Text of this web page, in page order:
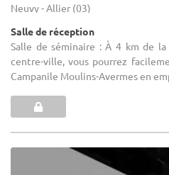
Neuvy - Allier (03)
Salle de réception
Salle de séminaire : À 4 km de
centre-ville, vous pourrez
Campanile Moulins-Avermes en